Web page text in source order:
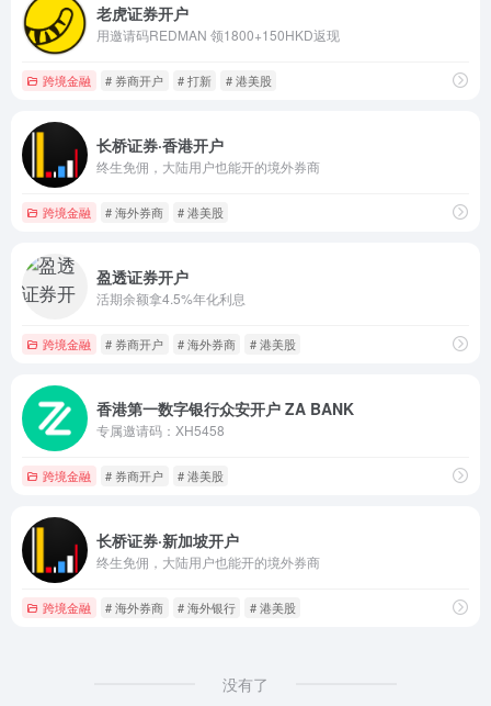
老虎证券开户
用邀请码REDMAN 领1800+150HKD返现
跨境金融 # 券商开户 # 打新 # 港美股
长桥证券·香港开户
终生免佣，大陆用户也能开的境外券商
跨境金融 # 海外券商 # 港美股
盈透证券开户
活期余额拿4.5%年化利息
跨境金融 # 券商开户 # 海外券商 # 港美股
香港第一数字银行众安开户 ZA BANK
专属邀请码：XH5458
跨境金融 # 券商开户 # 港美股
长桥证券·新加坡开户
终生免佣，大陆用户也能开的境外券商
跨境金融 # 海外券商 # 海外银行 # 港美股
没有了